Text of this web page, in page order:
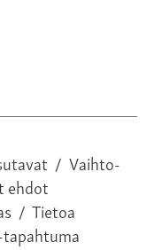
/ Vaihto-
ehdot
/ Tietoa
tapahtuma